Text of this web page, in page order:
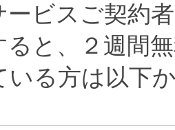
ービスご契約
ると、２週間
いる方は以下